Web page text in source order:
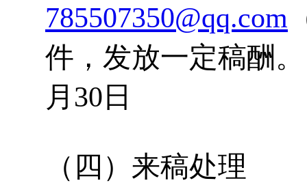
785507350@qq.com
件，发放一定稿酬
月30日
（四）来稿处理